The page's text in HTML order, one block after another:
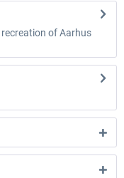
of Aarhus